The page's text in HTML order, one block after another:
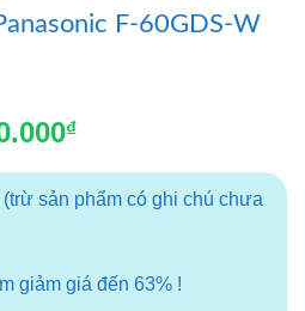
F-60GDS-W
₫Giá
tại
là:
sản phẩm có ghi chú chưa
giảm giá đến 63% !